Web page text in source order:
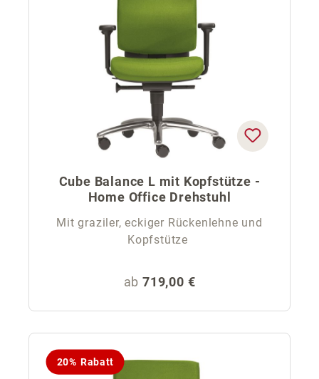
Cube Balance L mit Kopfstütze -
Home Office Drehstuhl
Mit graziler, eckiger Rückenlehne und
Kopfstütze
Regulärer Preis:
ab 719,00 €
20% Rabatt